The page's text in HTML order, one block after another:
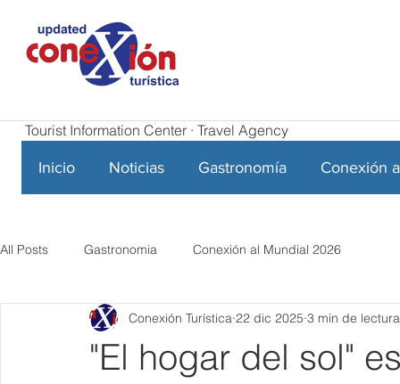
Tourist Information Center · Travel Agency
Inicio Noticias Gastronomía Conexión
All Posts Gastronomia Conexión al Mundial 2026
"El hogar del sol"
Conexión Turística 22 dic 2025 3 min de lectura